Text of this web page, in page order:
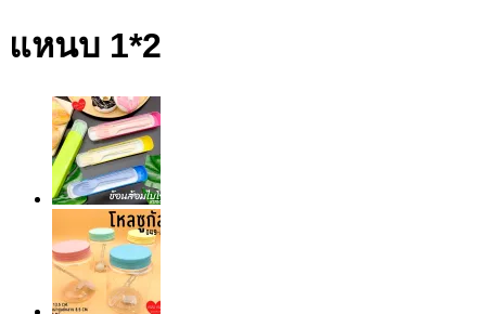
แหนบ 1*2